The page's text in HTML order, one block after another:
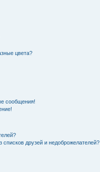
цвета?
сообщения!
списков друзей и недоброжелателей?